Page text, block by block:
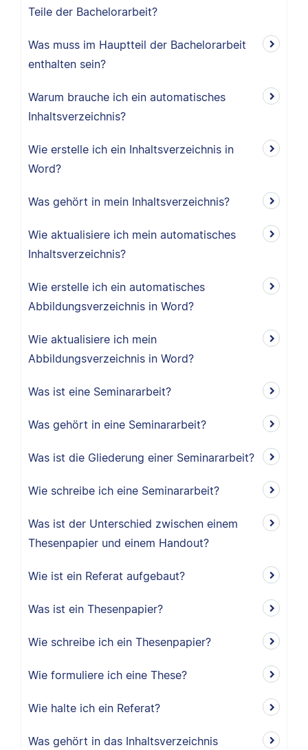
Teile der Bachelorarbeit?
Was muss im Hauptteil der Bachelorarbeit
enthalten sein?
Warum brauche ich ein automatisches
Inhaltsverzeichnis?
Wie erstelle ich ein Inhaltsverzeichnis in
Word?
Was gehört in mein Inhaltsverzeichnis?
Wie aktualisiere ich mein automatisches
Inhaltsverzeichnis?
Wie erstelle ich ein automatisches
Abbildungsverzeichnis in Word?
Wie aktualisiere ich mein
Abbildungsverzeichnis in Word?
Was ist eine Seminararbeit?
Was gehört in eine Seminararbeit?
Was ist die Gliederung einer Seminararbeit?
Wie schreibe ich eine Seminararbeit?
Was ist der Unterschied zwischen einem
Thesenpapier und einem Handout?
Wie ist ein Referat aufgebaut?
Was ist ein Thesenpapier?
Wie schreibe ich ein Thesenpapier?
Wie formuliere ich eine These?
Wie halte ich ein Referat?
Was gehört in das Inhaltsverzeichnis